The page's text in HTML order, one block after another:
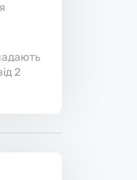
2